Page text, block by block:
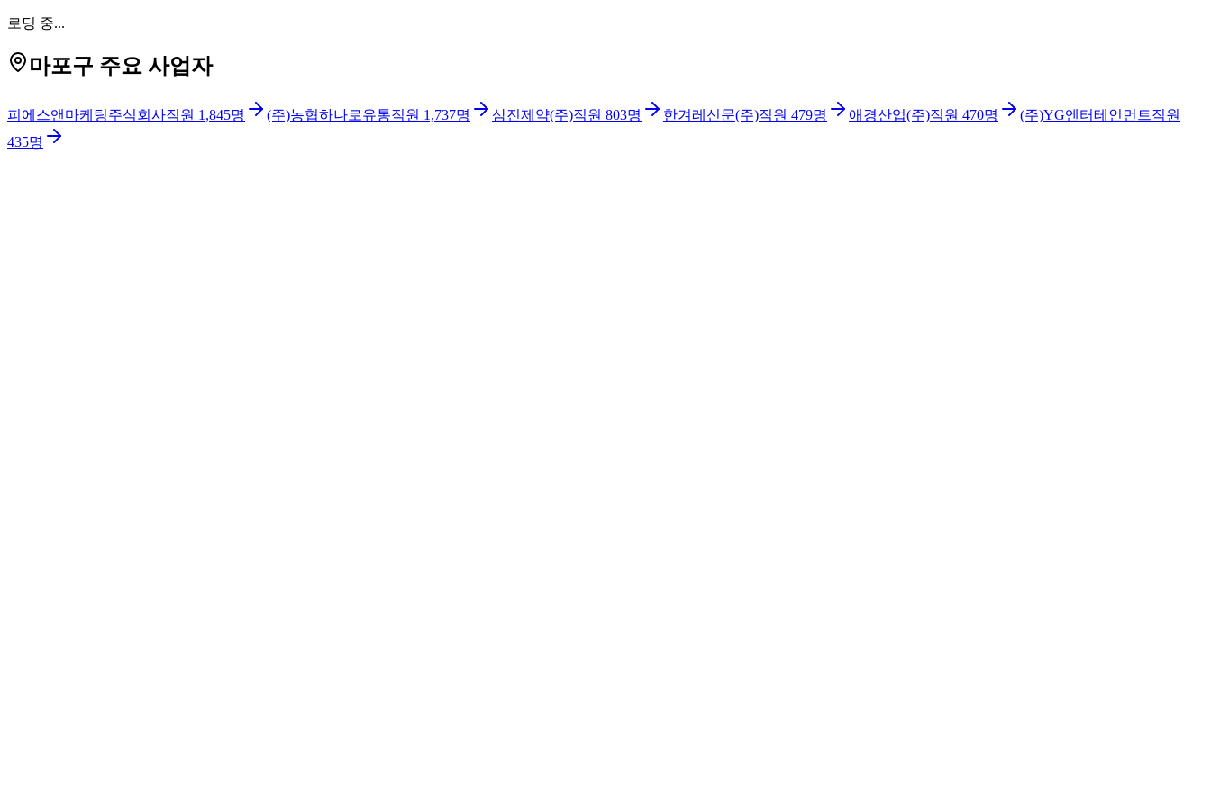
로딩 중...
마포구 주요 사업자
피에스앤마케팅주식회사직원 1,845명 (주)농협하나로유통직원 1,737명 삼진제약(주)직원 803명 한겨레신문(주)직원 479명 애경산업(주)직원 470명 (주)YG엔터테인먼트직원
435명